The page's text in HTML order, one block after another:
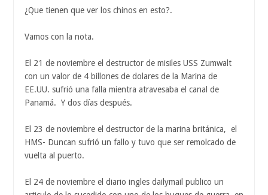
¿Que tienen que ver los chinos en esto?.
Vamos con la nota.
El 21 de noviembre el destructor de misiles USS Zumwalt
con un valor de 4 billones de dolares de la Marina de
EE.UU. sufrió una falla mientra atravesaba el canal de
Panamá. Y dos días después.
El 23 de noviembre el destructor de la marina británica, el
HMS- Duncan sufrió un fallo y tuvo que ser remolcado de
vuelta al puerto.
El 24 de noviembre el diario ingles dailymail publico un